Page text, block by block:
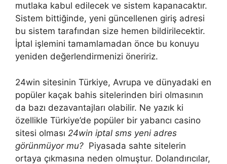
mutlaka kabul edilecek ve sistem kapanacaktır.
Sistem bittiğinde, yeni güncellenen giriş adresi
bu sistem tarafından size hemen bildirilecektir.
İptal işlemini tamamlamadan önce bu konuyu
yeniden değerlendirmenizi öneririz.
24win sitesinin Türkiye, Avrupa ve dünyadaki en
popüler kaçak bahis sitelerinden biri olmasının
da bazı dezavantajları olabilir. Ne yazık ki
özellikle Türkiye’de popüler bir yabancı casino
sitesi olması 24win iptal sms yeni adres
görünmüyor mu? Piyasada sahte sitelerin
ortaya çıkmasına neden olmuştur. Dolandırıcılar,